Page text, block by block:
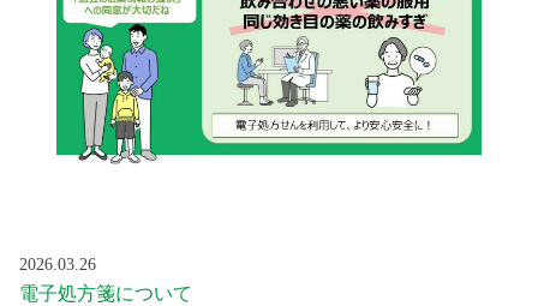
2026.03.26
電子処方箋について